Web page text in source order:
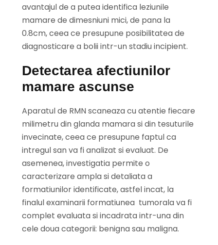
avantajul de a putea identifica leziunile
mamare de dimesniuni mici, de pana la
0.8cm, ceea ce presupune posibilitatea de
diagnosticare a bolii intr-un stadiu incipient.
Detectarea afectiunilor
mamare ascunse
Aparatul de RMN scaneaza cu atentie fiecare
milimetru din glanda mamara si din tesuturile
invecinate, ceea ce presupune faptul ca
intregul san va fi analizat si evaluat. De
asemenea, investigatia permite o
caracterizare ampla si detaliata a
formatiunilor identificate, astfel incat, la
finalul examinarii formatiunea tumorala va fi
complet evaluata si incadrata intr-una din
cele doua categorii: benigna sau maligna.